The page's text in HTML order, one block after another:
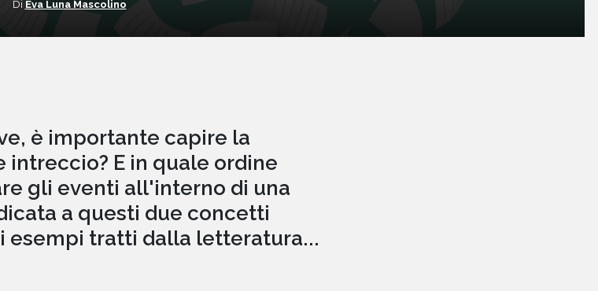
Di Eva Luna Mascolino
è importante capire la
E in quale ordine
gli eventi all'interno di una
a questi due concetti
esempi tratti dalla letteratura...